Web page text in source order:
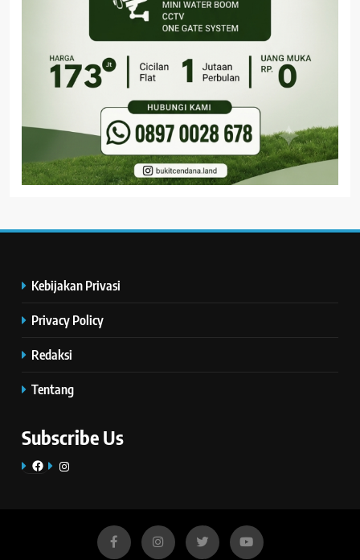
Kebijakan Privasi
Privacy Policy
Redaksi
Tentang
Subscribe Us
FacebookInstagram